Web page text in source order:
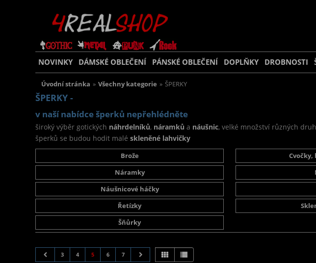
NOVINKY DÁMSKÉ OBLEČENÍ PÁNSKÉ OBLEČENÍ DOPLŇKY DROBNOSTI
Úvodní stránka » Všechny kategorie » ŠPERKY
ŠPERKY -
v naší nabídce šperků nepřehlédněte
široký výběr gotických náhrdelníků, náramků a náušnic, velké množství různých
šperků se budou hodit malé skleněné lahvičky
Brože
Náramky
Náušnicové háčky
Řetízky
Šňůrky
3 4 5 6 7